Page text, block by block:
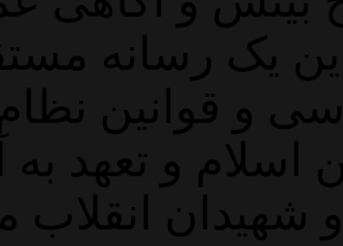
یک رسانه
و قوانین
و تعهد به
انقلاب